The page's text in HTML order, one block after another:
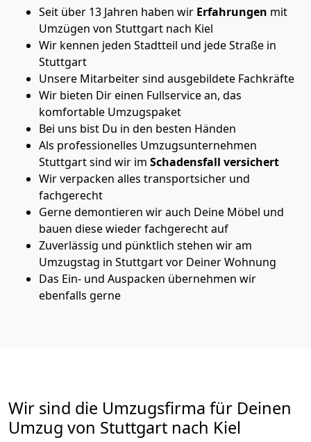
Seit über 13 Jahren haben wir Erfahrungen mit
Umzügen von Stuttgart nach Kiel
Wir kennen jeden Stadtteil und jede Straße in
Stuttgart
Unsere Mitarbeiter sind ausgebildete Fachkräfte
Wir bieten Dir einen Fullservice an, das
komfortable Umzugspaket
Bei uns bist Du in den besten Händen
Als professionelles Umzugsunternehmen
Stuttgart sind wir im Schadensfall versichert
Wir verpacken alles transportsicher und
fachgerecht
Gerne demontieren wir auch Deine Möbel und
bauen diese wieder fachgerecht auf
Zuverlässig und pünktlich stehen wir am
Umzugstag in Stuttgart vor Deiner Wohnung
Das Ein- und Auspacken übernehmen wir
ebenfalls gerne
Wir sind die Umzugsfirma für Deinen
Umzug von Stuttgart nach Kiel